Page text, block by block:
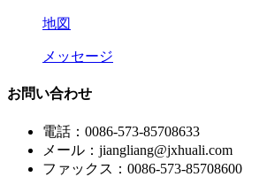
地図
メッセージ
お問い合わせ
電話：0086-573-85708633
メール：jiangliang@jxhuali.com
ファックス：0086-573-85708600